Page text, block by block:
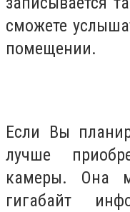
сможете
помещении.
Если Вы
лучше
камеры. Она
гигабайт